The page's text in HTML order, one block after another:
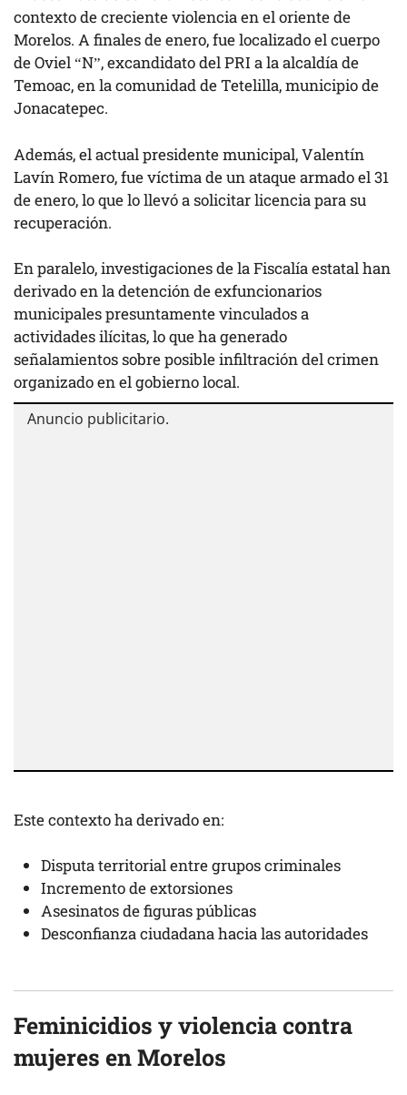
contexto de creciente violencia en el oriente de
Morelos. A finales de enero, fue localizado el cuerpo
de Oviel “N”, excandidato del PRI a la alcaldía de
Temoac, en la comunidad de Tetelilla, municipio de
Jonacatepec.
Además, el actual presidente municipal, Valentín
Lavín Romero, fue víctima de un ataque armado el 31
de enero, lo que lo llevó a solicitar licencia para su
recuperación.
En paralelo, investigaciones de la Fiscalía estatal han
derivado en la detención de exfuncionarios
municipales presuntamente vinculados a
actividades ilícitas, lo que ha generado
señalamientos sobre posible infiltración del crimen
organizado en el gobierno local.
Este contexto ha derivado en:
Disputa territorial entre grupos criminales
Incremento de extorsiones
Asesinatos de figuras públicas
Desconfianza ciudadana hacia las autoridades
Feminicidios y violencia contra
mujeres en Morelos